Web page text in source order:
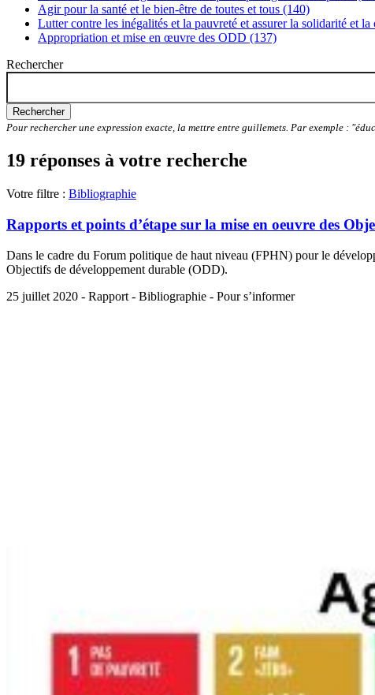
Agir pour la santé et le bien-être de toutes et tous (140)
Lutter contre les inégalités et la pauvreté et assurer la solidarité et
Appropriation et mise en œuvre des ODD (137)
Rechercher
Rechercher
Pour rechercher une expression exacte, la mettre entre guillemets. Par exemple :
19 réponses à votre recherche
Votre filtre : Bibliographie
Rapports et points d’étape sur la mise en oeuvre des
Dans le cadre du Forum politique de haut niveau (FPHN) pour le
Objectifs de développement durable (ODD).
25 juillet 2020 - Rapport - Bibliographie - Pour s’informer